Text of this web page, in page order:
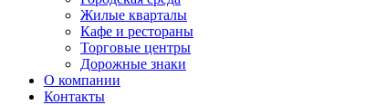
Жилые кварталы
Кафе и рестораны
Торговые центры
Дорожные знаки
О компании
Контакты